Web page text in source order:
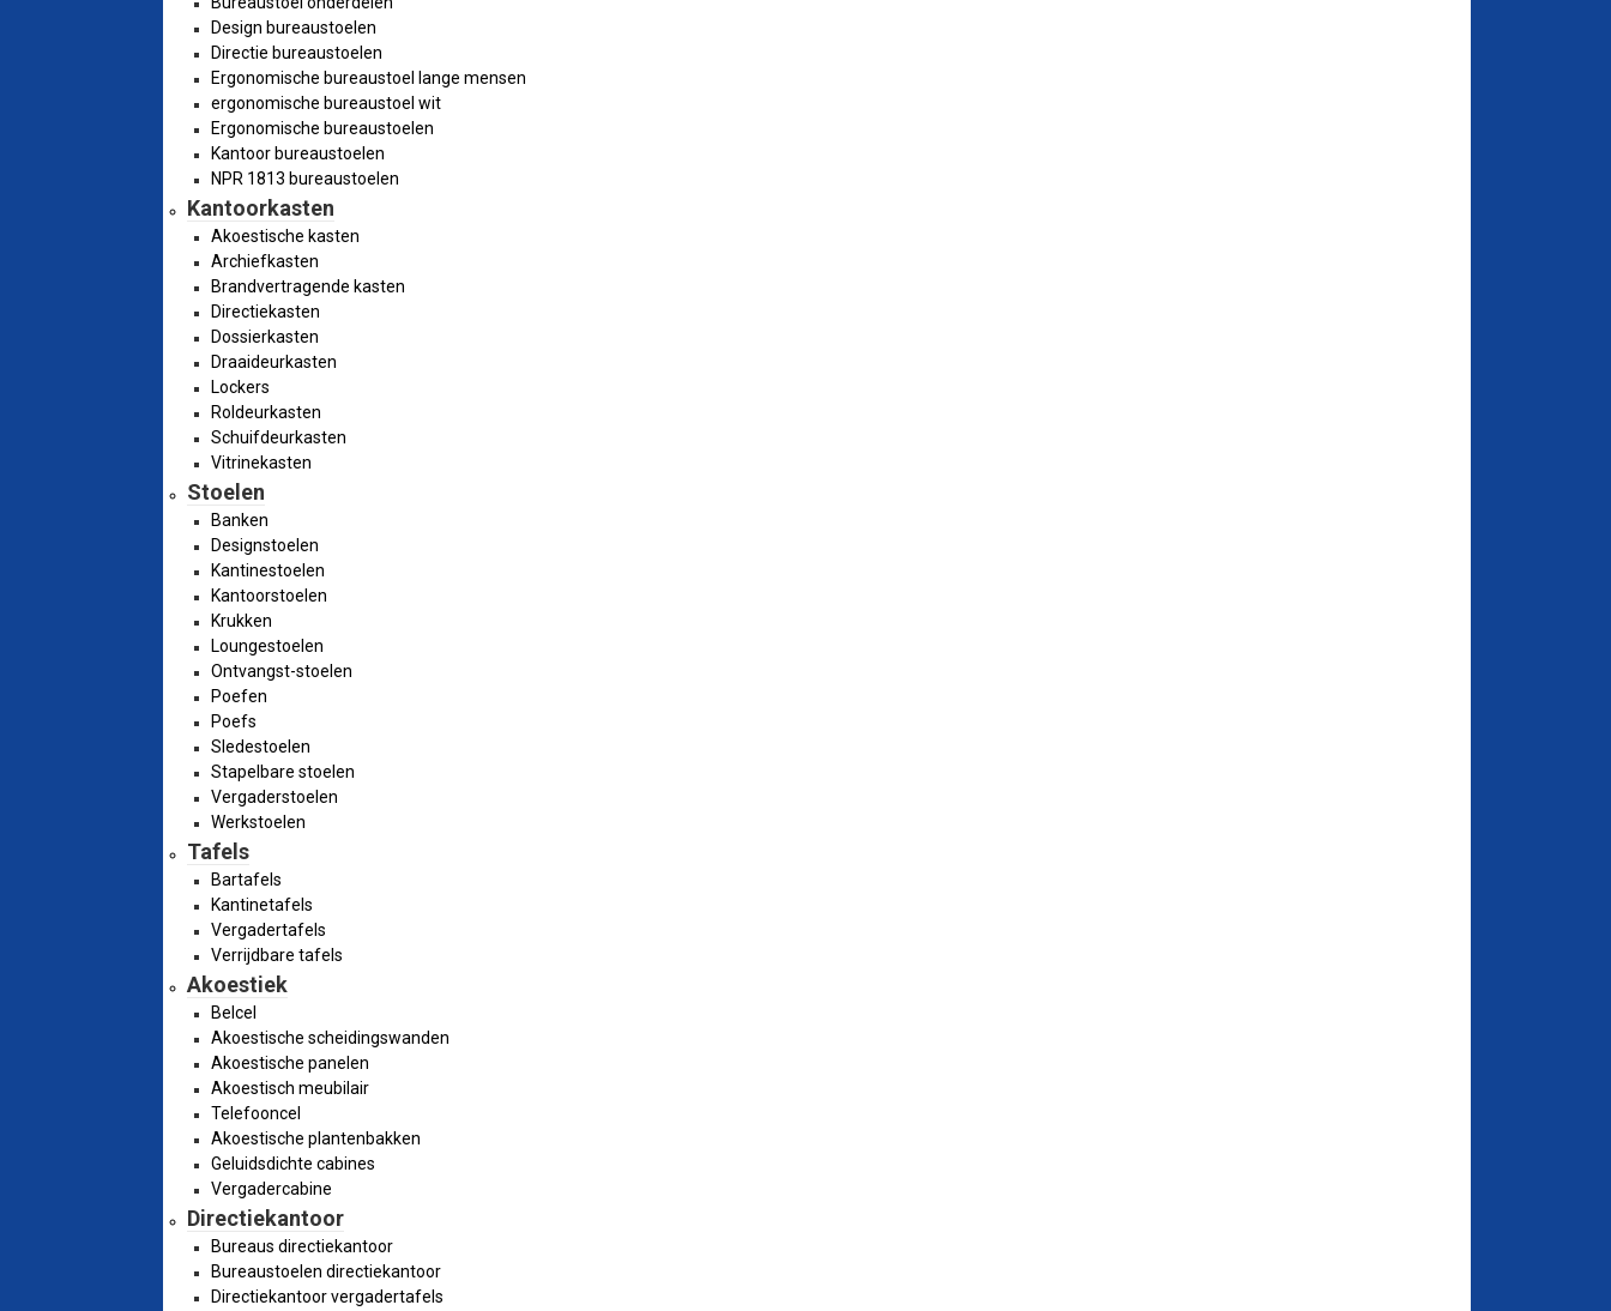
Design bureaustoelen
Directie bureaustoelen
Ergonomische bureaustoel lange mensen
ergonomische bureaustoel wit
Ergonomische bureaustoelen
Kantoor bureaustoelen
NPR 1813 bureaustoelen
Kantoorkasten
Akoestische kasten
Archiefkasten
Brandvertragende kasten
Directiekasten
Dossierkasten
Draaideurkasten
Lockers
Roldeurkasten
Schuifdeurkasten
Vitrinekasten
Stoelen
Banken
Designstoelen
Kantinestoelen
Kantoorstoelen
Krukken
Loungestoelen
Ontvangst-stoelen
Poefen
Poefs
Sledestoelen
Stapelbare stoelen
Vergaderstoelen
Werkstoelen
Tafels
Bartafels
Kantinetafels
Vergadertafels
Verrijdbare tafels
Akoestiek
Belcel
Akoestische scheidingswanden
Akoestische panelen
Akoestisch meubilair
Telefooncel
Akoestische plantenbakken
Geluidsdichte cabines
Vergadercabine
Directiekantoor
Bureaus directiekantoor
Bureaustoelen directiekantoor
Directiekantoor vergadertafels